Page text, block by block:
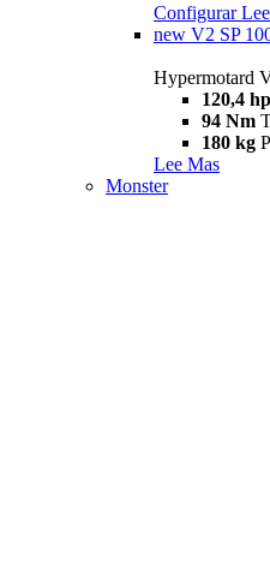
Configurar
new V2 SP
Hypermotard
120,4 hp
94 Nm
180 kg
Lee Mas
Monster